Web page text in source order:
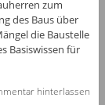
zum
des Baus über
die Baustelle
Basiswissen für
hinterlassen